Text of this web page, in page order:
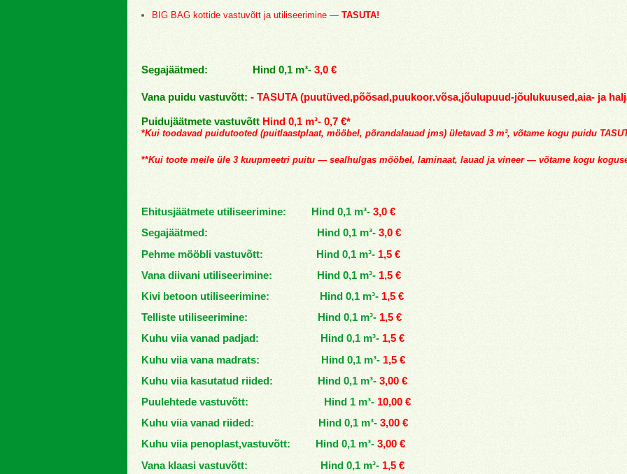
BIG BAG kottide vastuvõtt ja utiliseerimine — TASUTA!
Segajäätmed: Hind 0,1 m³- 3,0 €
Vana puidu vastuvõtt: - TASUTA (puutüved,põõsad,puukoor.võsa,jõulupuud-jõulukuused,aia- ja
Puidujäätmete vastuvõtt Hind 0,1 m³- 0,7 €*
*Kui toodavad puidutooted (puitlaastplaat, mööbel, põrandalauad jms) ületavad 3 m³, võtame kogu puidu
**Kui toote meile üle 3 kuupmeetri puitu — sealhulgas mööbel, laminaat, lauad ja vineer — võtame kogu
Ehitusjäätmete utiliseerimine: Hind 0,1 m³- 3,0 €
Segajäätmed: Hind 0,1 m³- 3,0 €
Pehme mööbli vastuvõtt: Hind 0,1 m³- 1,5 €
Vana diivani utiliseerimine: Hind 0,1 m³- 1,5 €
Kivi betoon utiliseerimine: Hind 0,1 m³- 1,5 €
Telliste utiliseerimine: Hind 0,1 m³- 1,5 €
Kuhu viia vanad padjad: Hind 0,1 m³- 1,5 €
Kuhu viia vana madrats: Hind 0,1 m³- 1,5 €
Kuhu viia kasutatud riided: Hind 0,1 m³- 3,00 €
Puulehtede vastuvõtt: Hind 1 m³- 10,00 €
Kuhu viia vanad riided: Hind 0,1 m³- 3,00 €
Kuhu viia penoplast,vastuvõtt: Hind 0,1 m³- 3,00 €
Vana klaasi vastuvõtt: Hind 0,1 m³- 1,5 €